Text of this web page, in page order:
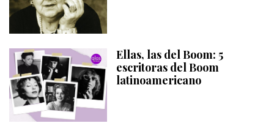
Ellas, las del Boom: 5
escritoras del Boom
latinoamericano